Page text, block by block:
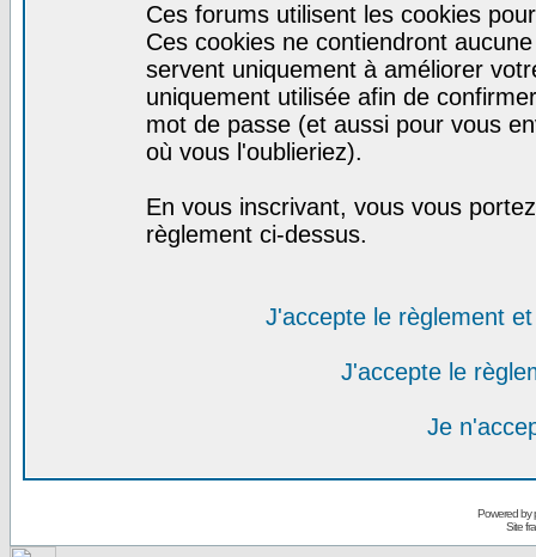
Ces forums utilisent les cookies
Ces cookies ne contiendront
servent uniquement à améliorer
uniquement utilisée afin de
mot de passe (et aussi pour vous
où vous l'oublieriez).
En vous inscrivant, vous vous
règlement ci-dessus.
J'accepte le règlement
J'accepte le
Je
Powered by
Site